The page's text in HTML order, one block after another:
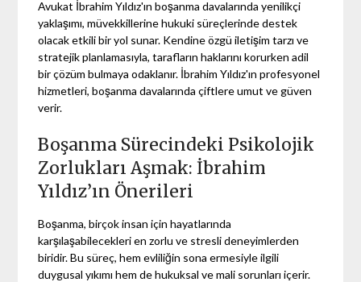
Avukat İbrahim Yıldız'ın boşanma davalarında yenilikçi
yaklaşımı, müvekkillerine hukuki süreçlerinde destek
olacak etkili bir yol sunar. Kendine özgü iletişim tarzı ve
stratejik planlamasıyla, tarafların haklarını korurken adil
bir çözüm bulmaya odaklanır. İbrahim Yıldız'ın profesyonel
hizmetleri, boşanma davalarında çiftlere umut ve güven
verir.
Boşanma Sürecindeki Psikolojik
Zorlukları Aşmak: İbrahim
Yıldız’ın Önerileri
Boşanma, birçok insan için hayatlarında
karşılaşabilecekleri en zorlu ve stresli deneyimlerden
biridir. Bu süreç, hem evliliğin sona ermesiyle ilgili
duygusal yıkımı hem de hukuksal ve mali sorunları içerir.